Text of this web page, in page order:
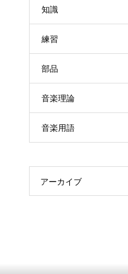
知識
練習
部品
音楽理論
音楽用語
アーカイブ